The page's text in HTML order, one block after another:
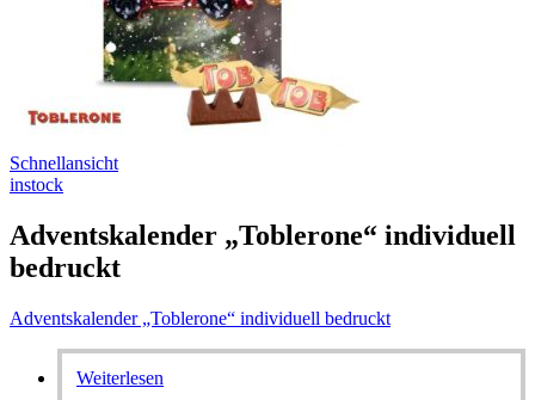
Schnellansicht
instock
Adventskalender „Toblerone“ individuell
bedruckt
Adventskalender „Toblerone“ individuell bedruckt
Weiterlesen